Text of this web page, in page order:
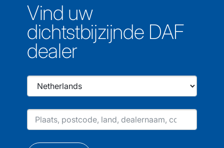
Vind uw
dichtstbijzijnde DAF
dealer